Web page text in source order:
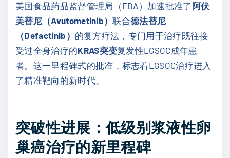
美国食品药品监督管理局（FDA）加速批准了 阿伏
美替尼（Avutometinib）联合德法替尼
（Defactinib） 的复方疗法，专门用于治疗既往接
受过全身治疗的KRAS突变复发性LGSOC成年患
者。这一里程碑式的批准，标志着LGSOC治疗进入
了精准靶向的新时代。
突破性进展：低级别浆液性卵
巢癌治疗的新里程碑